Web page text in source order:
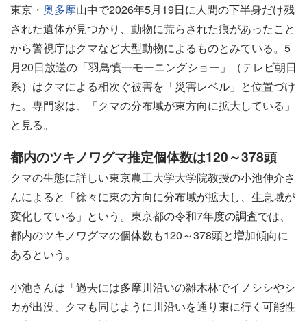
東京・ 奥多摩山中で2026年5月19日に人間の下半身だけ残
された遺体が見つかり、動物に荒らされた痕があったこと
から警視庁はクマなど大型動物によるものとみている。5
月20日放送の「羽鳥慎一モーニングショー」（テレビ朝日
系）はクマによる相次ぐ被害を「災害レベル」と位置づけ
た。専門家は、「クマの分布域が東方向に拡大している」
と見る。
都内のツキノワグマ推定個体数は120～378頭
クマの生態に詳しい東京農工大学大学院教授の小池伸介さ
んによると「徐々に東の方向に分布域が拡大し、生息域が
変化している」という。東京都の令和7年度の調査では、
都内のツキノワグマの個体数も120～378頭と増加傾向に
あるという。
小池さんは「過去には多摩川沿いの雑木林でイノシシやシ
カが出没、クマも同じように川沿いを通り東に行く可能性